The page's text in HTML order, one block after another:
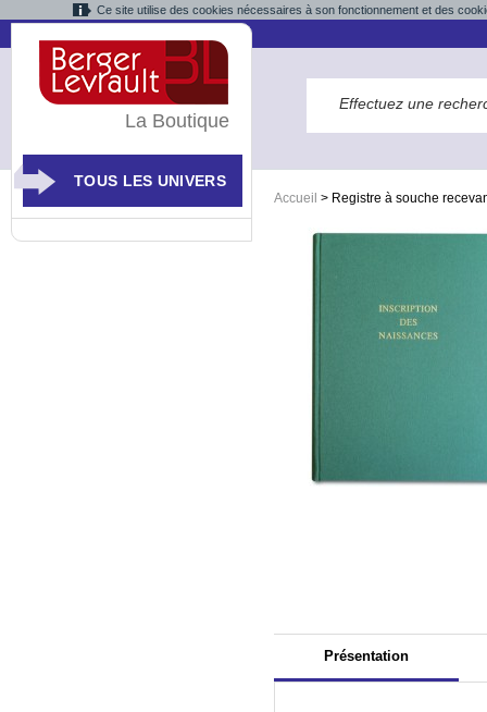
Ce site utilise des cookies nécessaires à son fonctionnement et des
Accueil > Registre à souche
Présentation
La Boutique
TOUS LES UNIVERS